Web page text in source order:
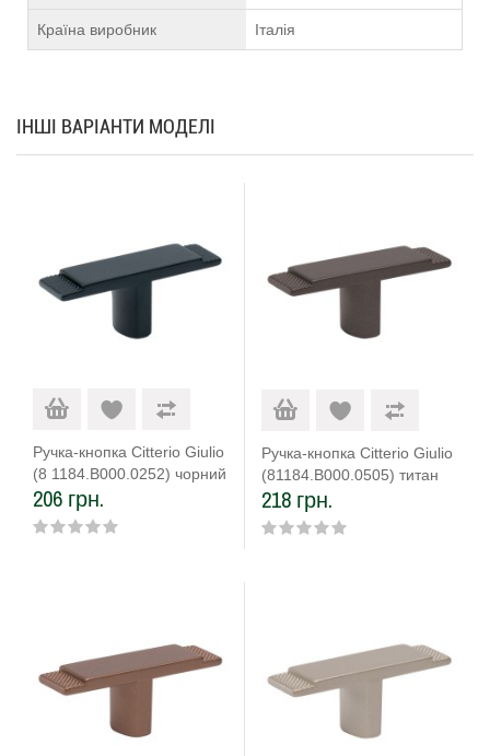
Країна виробник Італія
ІНШІ ВАРІАНТИ МОДЕЛІ
Ручка-кнопка Citterio Giulio
(8 1184.B000.0252) чорний
матовий
206 грн.
Ручка-кнопка Citterio Giulio
(81184.B000.0505) титан
218 грн.